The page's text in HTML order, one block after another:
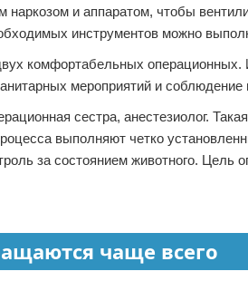
наркозом и аппаратом, чтобы
инструментов можно
комфортабельных
мероприятий и
сестра, анестезиолог.
выполняют четко
за состоянием животного. Цель
чаще всего